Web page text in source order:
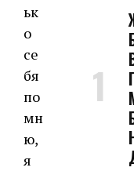
ьк
о
се
бя
по
мн
ю,
я